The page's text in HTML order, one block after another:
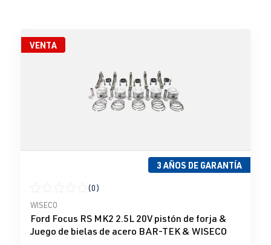
VENTA
3 AÑOS DE GARANTÍA
Calificación promedio de 0 de 5 estrellas
(0)
WISECO
Ford Focus RS MK2 2.5L 20V pistón de forja &
Juego de bielas de acero BAR-TEK & WISECO